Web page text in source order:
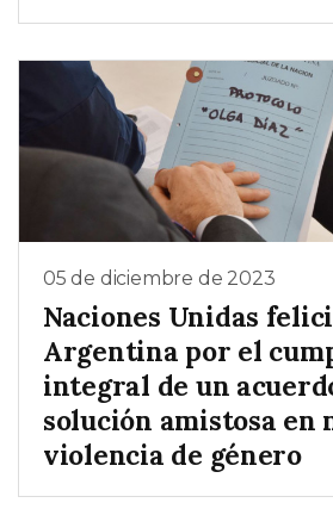
05 de diciembre de 2023
Naciones Unidas
Argentina por el
integral de un
solución amistosa en
violencia de género